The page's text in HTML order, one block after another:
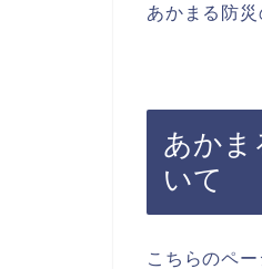
あかまる防
あかま
いて
こちらのペ